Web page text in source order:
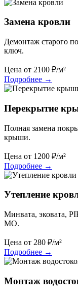
Замена кровли
Демонтаж старого
ключ.
Цена от 2100 ₽/м²
Подробнее →
Перекрытие
Полная замена
крыши.
Цена от 1200 ₽/м²
Подробнее →
Утепление
Минвата, эковата,
МО.
Цена от 280 ₽/м²
Подробнее →
Монтаж